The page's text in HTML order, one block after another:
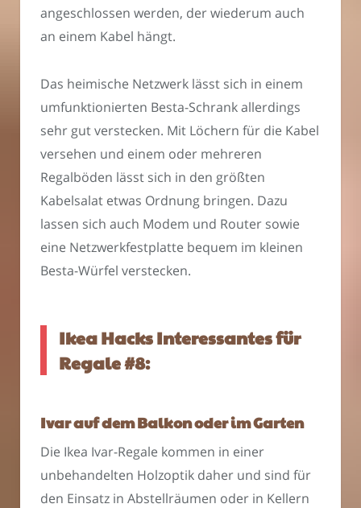
angeschlossen werden, der wiederum auch
an einem Kabel hängt.
Das heimische Netzwerk lässt sich in einem
umfunktionierten Besta-Schrank allerdings
sehr gut verstecken. Mit Löchern für die Kabel
versehen und einem oder mehreren
Regalböden lässt sich in den größten
Kabelsalat etwas Ordnung bringen. Dazu
lassen sich auch Modem und Router sowie
eine Netzwerkfestplatte bequem im kleinen
Besta-Würfel verstecken.
Ikea Hacks Interessantes für
Regale #8:
Ivar auf dem Balkon oder im Garten
Die Ikea Ivar-Regale kommen in einer
unbehandelten Holzoptik daher und sind für
den Einsatz in Abstellräumen oder in Kellern